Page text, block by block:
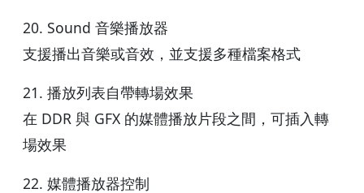
20. Sound 音樂播放器
支援播出音樂或音效，並支援多種檔案格式
21. 播放列表自帶轉場效果
在 DDR 與 GFX 的媒體播放片段之間，可插入轉
場效果
22. 媒體播放器控制